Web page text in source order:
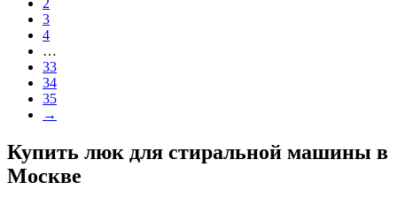
2
3
4
…
33
34
35
→
Купить люк для стиральной машины в
Москве